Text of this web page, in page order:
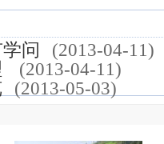
问
(2013-04-11)
(2013-04-11)
(2013-05-03)